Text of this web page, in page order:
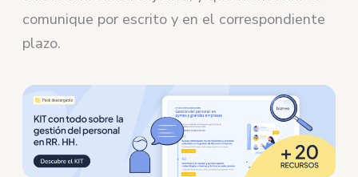
comunique por escrito y en el correspondiente
plazo.